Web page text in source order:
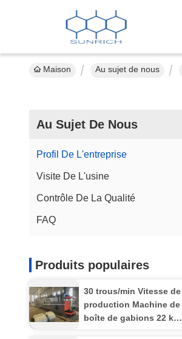
Maison Au sujet de nous
Au Sujet De Nous
Profil De L'entreprise
Visite De L'usine
Contrôle De La Qualité
FAQ
Produits populaires
30 trous/min Vitesse de
production Machine de
boîte de gabions 22 kW /